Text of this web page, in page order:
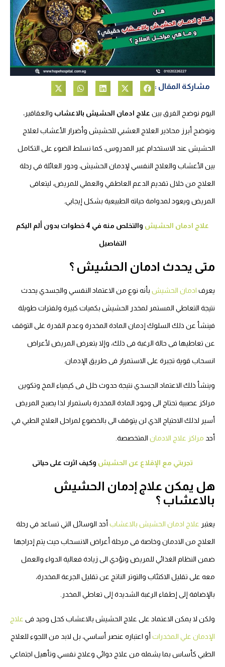
مشاركة المقال :
اليوم نوضح الفرق بين علاج ادمان الحشيش بالاعشاب والعقاقير،
ونوضح أبرز محاذير العلاج العشبي للحشيش وأضرار الأعشاب لعلاج
الحشيش عند الاستخدام غير المدروس، كما نسلط الضوء على التكامل
بين الأعشاب والعلاج النفسي لإدمان الحشيش، ودور العائلة في رحلة
العلاج من خلال تقديم الدعم العاطفي والعملي للمريض، ليتعافى
المريض ويعود لمدوامة حياته الطبيعية بشكل إيجابي.
علاج ادمان الحشيش والتخلص منه في 4 خطوات بدون ألم اليكم
التفاصيل
متى يحدث ادمان الحشيش ؟
يعرف ادمان الحشيش بأنه نوع من الاعتماد النفسي والجسدي يحدث
نتيجة التعاطي المستمر لمخدر الحشيش بكميات كبيرة ولفترات طويلة
فينشأ عن ذلك السلوك إدمان المادة المخدرة وعدم القدرة على التوقف
عن تعاطيها فى حالة الرغبة فى ذلك، وإلا يتعرض المريض لأعراض
انسحاب قوية تجبرة على الاستمرار فى طريق الإدمان.
وينشأ ذلك الاعتماد الجسدي نتيجة حدوث خلل فى كيمياء المخ وتكوين
مراكز عصبية تحتاج الى وجود المادة المخدرة باستمرار لذا يصبح المريض
أسير لذلك الاحتياج الذي لن يتوقف الى بالخضوع لمراحل العلاج الطبي في
أحد مراكز علاج الادمان المتخصصة.
تجربتي مع الإقلاع عن الحشيش وكيف اثرت على حياتى
هل يمكن علاج إدمان الحشيش
بالاعشاب ؟
يعتبر علاج ادمان الحشيش بالاعشاب أحد الوسائل التي تساعد في رحلة
العلاج من الادمان وخاصة فى مرحلة أعراض الانسحاب حيث يتم إدراجها
ضمن النظام الغذائي للمريض وتؤدي الى زيادة فعالية الدواء والعمل
معه على تقليل الاكتئاب والتوتر الناتج عن تقليل الجرعة المخدرة،
بالإضافة إلى إطفاء الرغبة الشديدة إلى تعاطي المخدر.
ولكن لا يمكن الاعتماد على علاج الحشيش بالاعشاب كحل وحيد فى علاج
الإدمان علي المخدرات أو اعتباره عنصر أساسي، بل لابد من اللجوء للعلاج
الطبي كأساس بما يشمله من علاج دوائي وعلاج نفسي وتأهيل اجتماعي